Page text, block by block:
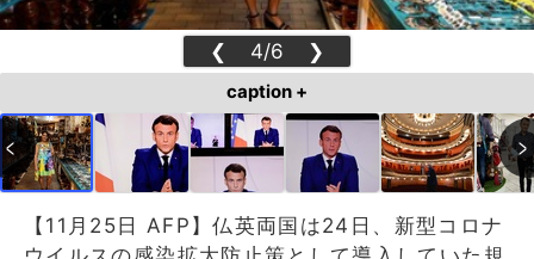
❮ 4/6 ❯
caption +
【11月25日 AFP】仏英両国は24日、新型コロナ